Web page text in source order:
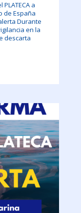
a
de España
Durante
en la
descarta